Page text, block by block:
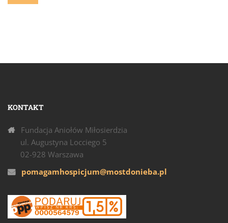
KONTAKT
Fundacja Aniołów Miłosierdzia
ul. Augustyna Locciego 5
02-928 Warszawa
pomagamhospicjum@mostdonieba.pl